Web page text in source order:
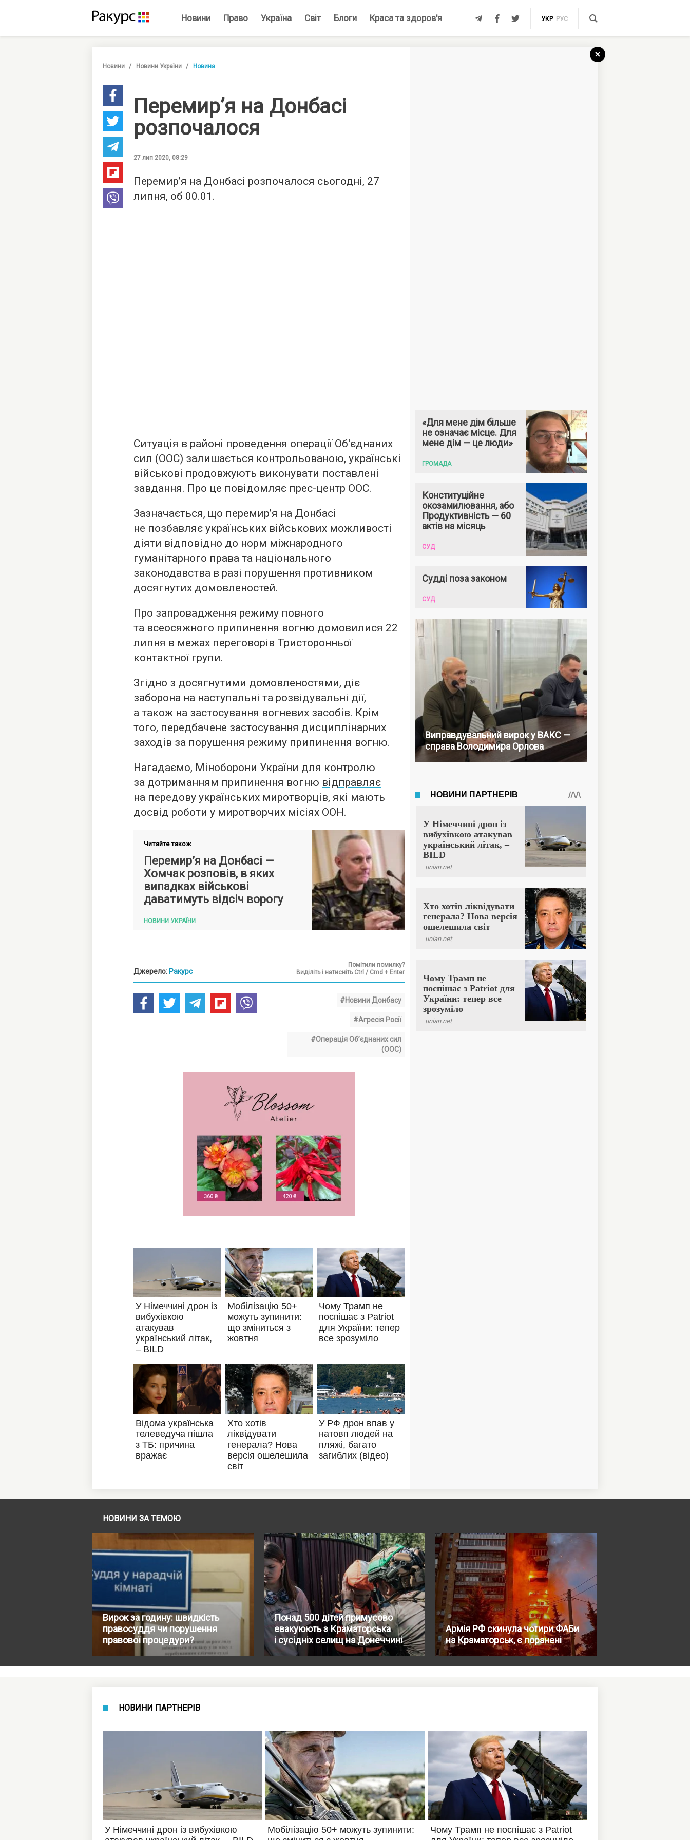
Новини Право Україна Світ Блоги Краса та здоров'я УКР РУС
Новини Новини України Новина
Перемир’я на Донбасі
розпочалося
27 лип 2020, 08:29
Перемир’я на Донбасі розпочалося сьогодні, 27
липня, об 00.01.
Ситуація в районі проведення операції Об'єднаних
сил (ООС) залишається контрольованою, українські
військові продовжують виконувати поставлені
завдання. Про це повідомляє прес-центр ООС.
Зазначається, що перемир’я на Донбасі
не позбавляє українських військових можливості
діяти відповідно до норм міжнародного
гуманітарного права та національного
законодавства в разі порушення противником
досягнутих домовленостей.
Про запровадження режиму повного
та всеосяжного припинення вогню домовилися 22
липня в межах переговорів Тристоронньої
контактної групи.
Згідно з досягнутими домовленостями, діє
заборона на наступальні та розвідувальні дії,
а також на застосування вогневих засобів. Крім
того, передбачене застосування дисциплінарних
заходів за порушення режиму припинення вогню.
Нагадаємо, Міноборони України для контролю
за дотриманням припинення вогню відправляє
на передову українських миротворців, які мають
досвід роботи у миротворчих місіях ООН.
Читайте також
Перемир’я на Донбасі —
Хомчак розповів, в яких
випадках військові
даватимуть відсіч ворогу
НОВИНИ УКРАЇНИ
Джерело: Ракурс
Помітили помилку?
Виділіть і натисніть Ctrl / Cmd + Enter
#Новини Донбасу
#Агресія Росії
#Операція Об’єднаних сил
(ООС)
«Для мене дім більше
не означає місце. Для
мене дім — це люди»
ГРОМАДА
Конституційне
окозамилювання, або
Продуктивність — 60
актів на місяць
СУД
Судді поза законом
СУД
Виправдувальний вирок у ВАКС —
справа Володимира Орлова
НОВИНИ ЗА ТЕМОЮ
Вирок за годину: швидкість
правосуддя чи порушення
правової процедури?
Понад 500 дітей примусово
евакуюють з Краматорська
і сусідніх селищ на Донеччині
Армія РФ скинула чотири ФАБи
на Краматорськ, є поранені
НОВИНИ ПАРТНЕРІВ